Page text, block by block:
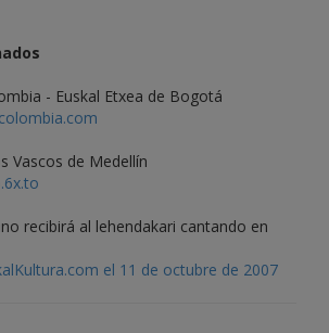
- Euskal Etxea de Bogotá
Vascos de Medellín
recibirá al lehendakari cantando en
el 11 de octubre de 2007